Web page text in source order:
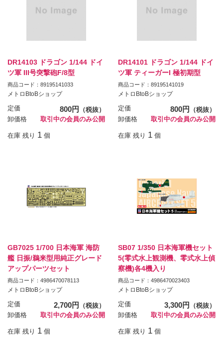
DR14103 ドラゴン 1/144 ドイ
ツ軍 III号突撃砲F/8型
商品コード：89195141033
メトロBtoBショップ
定価 800円
（税抜）
卸価格
取引中の会員のみ公開
在庫 残り 1 個
DR14101 ドラゴン 1/144 ドイ
ツ軍 ティーガーI 極初期型
商品コード：89195141019
メトロBtoBショップ
定価 800円
（税抜）
卸価格
取引中の会員のみ公開
在庫 残り 1 個
GB7025 1/700 日本海軍 海防
艦 日振/鵜来型用純正グレード
アップパーツセット
商品コード：4986470078113
メトロBtoBショップ
定価 2,700円
（税抜）
卸価格
取引中の会員のみ公開
在庫 残り 1 個
SB07 1/350 日本海軍機セット
5(零式水上観測機、零式水上偵
察機)各4機入り
商品コード：4986470023403
メトロBtoBショップ
定価 3,300円
（税抜）
卸価格
取引中の会員のみ公開
在庫 残り 1 個